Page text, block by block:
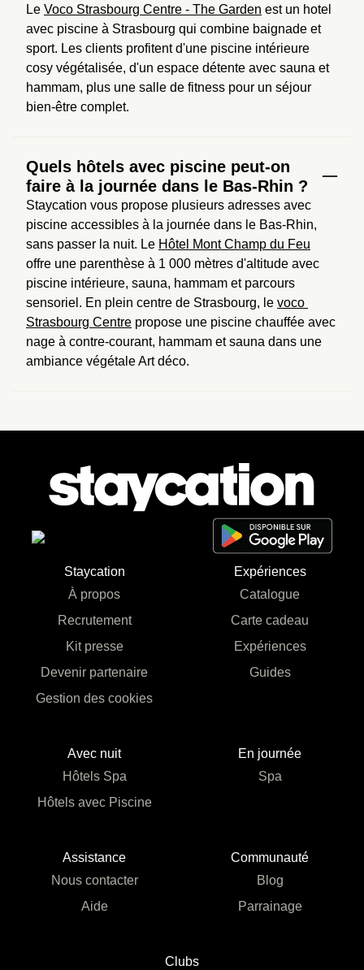
Le Voco Strasbourg Centre - The Garden est un hotel
avec piscine à Strasbourg qui combine baignade et
sport. Les clients profitent d'une piscine intérieure
cosy végétalisée, d'un espace détente avec sauna et
hammam, plus une salle de fitness pour un séjour
bien-être complet.
Quels hôtels avec piscine peut-on
faire à la journée dans le Bas-Rhin ?
Staycation vous propose plusieurs adresses avec
piscine accessibles à la journée dans le Bas-Rhin,
sans passer la nuit. Le Hôtel Mont Champ du Feu
offre une parenthèse à 1 000 mètres d'altitude avec
piscine intérieure, sauna, hammam et parcours
sensoriel. En plein centre de Strasbourg, le voco
Strasbourg Centre propose une piscine chauffée avec
nage à contre-courant, hammam et sauna dans une
ambiance végétale Art déco.
Staycation
À propos
Recrutement
Kit presse
Devenir partenaire
Gestion des cookies
Expériences
Catalogue
Carte cadeau
Expériences
Guides
Avec nuit
Hôtels Spa
Hôtels avec Piscine
En journée
Spa
Assistance
Nous contacter
Aide
Communauté
Blog
Parrainage
Clubs